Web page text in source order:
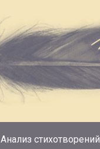
Анализ стихотворений